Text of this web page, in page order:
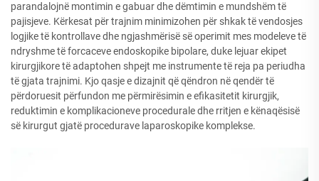
parandalojnë montimin e gabuar dhe dëmtimin e mundshëm të
pajisjeve. Kërkesat për trajnim minimizohen për shkak të vendosjes
logjike të kontrollave dhe ngjashmërisë së operimit mes modeleve të
ndryshme të forcaceve endoskopike bipolare, duke lejuar ekipet
kirurgjikore të adaptohen shpejt me instrumente të reja pa periudha
të gjata trajnimi. Kjo qasje e dizajnit që qëndron në qendër të
përdoruesit përfundon me përmirësimin e efikasitetit kirurgjik,
reduktimin e komplikacioneve procedurale dhe rritjen e kënaqësisë
së kirurgut gjatë procedurave laparoskopike komplekse.